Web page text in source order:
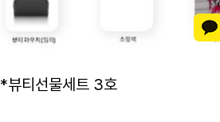
*뷰티선물세트 3호